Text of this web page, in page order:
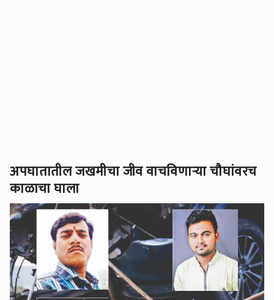
अपघातातील जखमीचा जीव वाचविणार्‍या चौघांवरच
काळाचा घाला